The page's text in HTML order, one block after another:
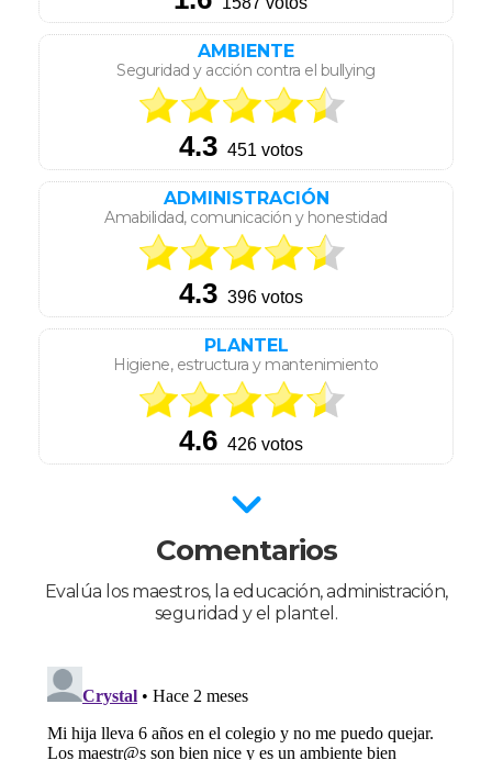
AMBIENTE
Seguridad y acción contra el bullying
ADMINISTRACIÓN
Amabilidad, comunicación y honestidad
PLANTEL
Higiene, estructura y mantenimiento
Comentarios
Evalúa los maestros, la educación, administración,
seguridad y el plantel.